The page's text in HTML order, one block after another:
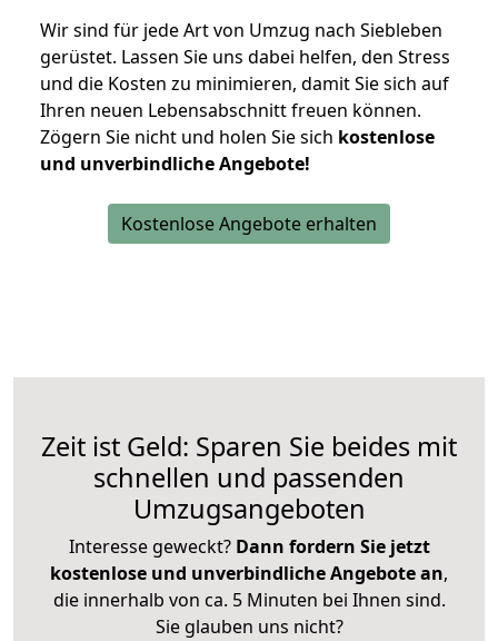
Wir sind für jede Art von Umzug nach Siebleben
gerüstet. Lassen Sie uns dabei helfen, den Stress
und die Kosten zu minimieren, damit Sie sich auf
Ihren neuen Lebensabschnitt freuen können.
Zögern Sie nicht und holen Sie sich kostenlose
und unverbindliche Angebote!
Kostenlose Angebote erhalten
Zeit ist Geld: Sparen Sie beides mit
schnellen und passenden
Umzugsangeboten
Interesse geweckt? Dann fordern Sie jetzt
kostenlose und unverbindliche Angebote an,
die innerhalb von ca. 5 Minuten bei Ihnen sind.
Sie glauben uns nicht?